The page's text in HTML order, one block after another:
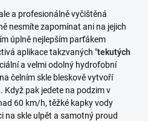
a profesionálně vyčištěná
nesmíte zapomínat ani na jejich
úplně nejlepším parťákem
aplikace takzvaných "tekutých
a velmi odolný hydrofobní
čelním skle bleskově vytvoří
pak jedete na podzim v
60 km/h, těžké kapky vody
na skle ulpět a samotný proud